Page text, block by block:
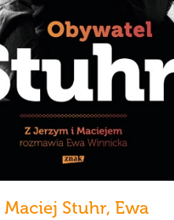
Maciej Stuhr, Ewa